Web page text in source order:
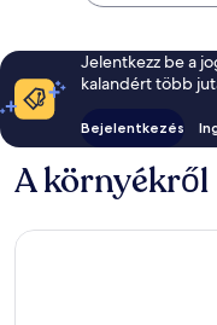
Jelentkezz be a
kalandért több
Bejelentkezés
A környékről